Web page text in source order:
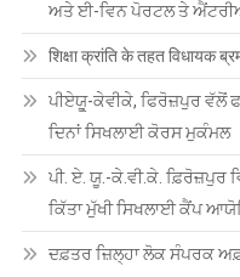
ਅਤੇ ਈ-ਵਿਨ ਪੋਰਟਲ ਤੇ
शिक्षा क्रांति के तहत विधायक
ਪੀਏਯੂੑ-ਕੇਵੀਕੇ, ਫਿਰੋਜ਼ਪੁਰ ਵੱਲੋਂ
ਦਿਨਾਂ ਸਿਖਲਾਈ ਕੋਰਸ ਮੁਕੰਮਲ
ਪੀ. ਏ. ਯੂ.-ਕੇ.ਵੀ.ਕੇ. ਫ਼ਿਰੋਜ਼ਪੁਰ
ਕਿੱਤਾ ਮੁੱਖੀ ਸਿਖਲਾਈ ਕੈਂਪ
ਦਫ਼ਤਰ ਜ਼ਿਲ੍ਹਾ ਲੋਕ ਸੰਪਰਕ